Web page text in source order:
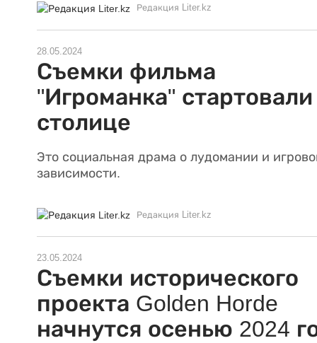
Редакция Liter.kz
28.05.2024
Съемки фильма
"Игроманка"
столице
Это социальная драма о лудомании и
зависимости.
Редакция Liter.kz
23.05.2024
Съемки исторического
проекта Golden Horde
начнутся осенью 2024